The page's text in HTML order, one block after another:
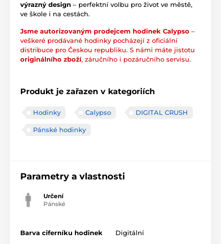
výrazný design – perfektní volbu pro život ve městě,
ve škole i na cestách.
Jsme autorizovaným prodejcem hodinek Calypso –
veškeré prodávané hodinky pocházejí z oficiální
distribuce pro Českou republiku. S námi máte jistotu
originálního zboží, záručního i pozáručního servisu.
Produkt je zařazen v kategoriích
Hodinky Calypso DIGITAL CRUSH
Pánské hodinky
Parametry a vlastnosti
Určení
Pánské
Barva ciferníku hodinek Digitální